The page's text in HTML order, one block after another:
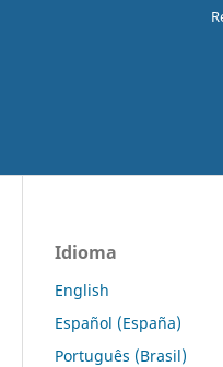
Idioma
English
Español (España)
Português (Brasil)